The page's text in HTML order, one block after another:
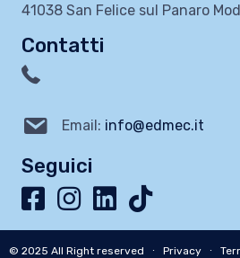
41038 San Felice sul Panaro
Contatti
Email: info@edmec.it
Seguici
© 2025 All Right reserved ∙ Privacy ∙